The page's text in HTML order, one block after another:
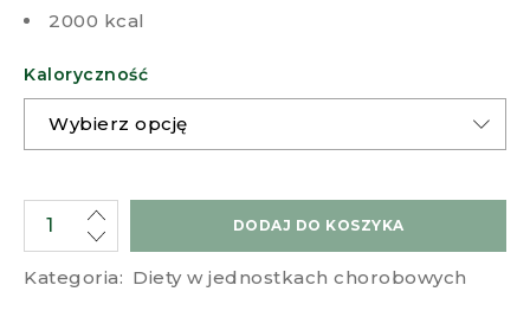
2000 kcal
Kaloryczność
DODAJ DO KOSZYKA
Kategoria: Diety w jednostkach chorobowych